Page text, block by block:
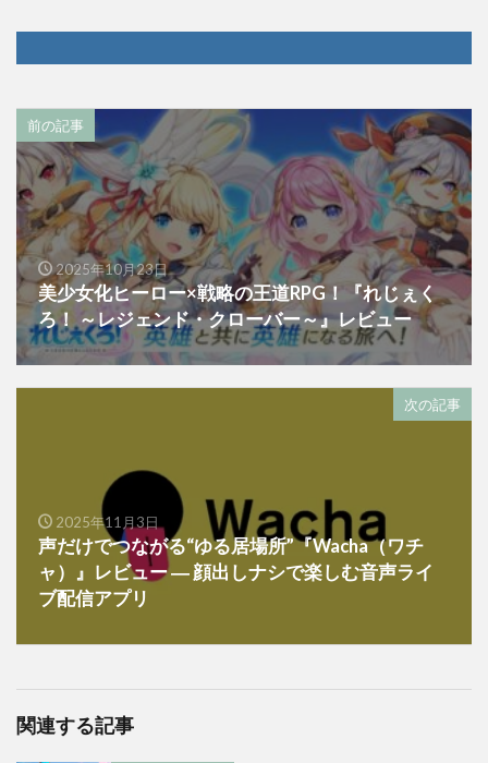
前の記事
2025年10月23日
美少女化ヒーロー×戦略の王道RPG！『れじぇく
ろ！ ～レジェンド・クローバー～』レビュー
次の記事
2025年11月3日
声だけでつながる“ゆる居場所”『Wacha（ワチ
ャ）』レビュー ― 顔出しナシで楽しむ音声ライ
ブ配信アプリ
関連する記事